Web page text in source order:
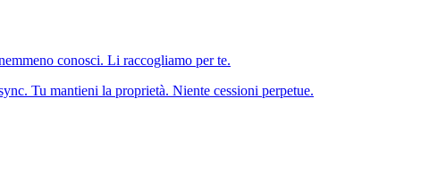
conosci. Li raccogliamo per te.
Tu mantieni la proprietà. Niente cessioni perpetue.